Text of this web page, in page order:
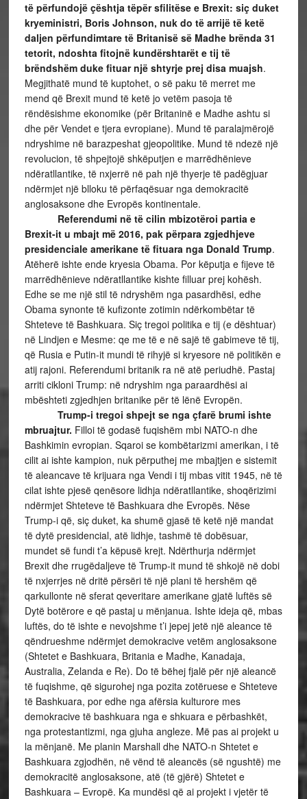
të përfundojë çështja tëpër sfilitëse e Brexit: siç duket
kryeministri, Boris Johnson, nuk do të arrijë të ketë
daljen përfundimtare të Britanisë së Madhe brënda 31
tetorit, ndoshta fitojnë kundërshtarët e tij të
brëndshëm duke fituar një shtyrje prej disa muajsh.
Megjithatë mund të kuptohet, o së paku të merret me
mend që Brexit mund të ketë jo vetëm pasoja të
rëndësishme ekonomike (për Britaninë e Madhe ashtu si
dhe për Vendet e tjera evropiane). Mund të paralajmërojë
ndryshime në barazpeshat gjeopolitike. Mund të ndezë një
revolucion, të shpejtojë shkëputjen e marrëdhënieve
ndëratllantike, të nxjerrë në pah një thyerje të padëgjuar
ndërmjet një blloku të përfaqësuar nga demokracitë
anglosaksone dhe Evropës kontinentale.
Referendumi në të cilin mbizotëroi partia e
Brexit-it u mbajt më 2016, pak përpara zgjedhjeve
presidenciale amerikane të fituara nga Donald Trump.
Atëherë ishte ende kryesia Obama. Por këputja e fijeve të
marrëdhënieve ndëratllantike kishte filluar prej kohësh.
Edhe se me një stil të ndryshëm nga pasardhësi, edhe
Obama synonte të kufizonte zotimin ndërkombëtar të
Shteteve të Bashkuara. Siç tregoi politika e tij (e dështuar)
në Lindjen e Mesme: qe me të e në sajë të gabimeve të tij,
që Rusia e Putin-it mundi të rihyjë si kryesore në politikën e
atij rajoni. Referendumi britanik ra në atë periudhë. Pastaj
arriti cikloni Trump: në ndryshim nga paraardhësi ai
mbështeti zgjedhjen britanike për të lënë Evropën.
Trump-i tregoi shpejt se nga çfarë brumi ishte
mbruajtur. Filloi të godasë fuqishëm mbi NATO-n dhe
Bashkimin evropian. Sqaroi se kombëtarizmi amerikan, i të
cilit ai ishte kampion, nuk përputhej me mbajtjen e sistemit
të aleancave të krijuara nga Vendi i tij mbas vitit 1945, në të
cilat ishte pjesë qenësore lidhja ndëratllantike, shoqërizimi
ndërmjet Shteteve të Bashkuara dhe Evropës. Nëse
Trump-i që, siç duket, ka shumë gjasë të ketë një mandat
të dytë presidencial, atë lidhje, tashmë të dobësuar,
mundet së fundi t’a këpusë krejt. Ndërthurja ndërmjet
Brexit dhe rrugëdaljeve të Trump-it mund të shkojë në dobi
të nxjerrjes në dritë përsëri të një plani të hershëm që
qarkullonte në sferat qeveritare amerikane gjatë luftës së
Dytë botërore e që pastaj u mënjanua. Ishte ideja që, mbas
luftës, do të ishte e nevojshme t’i jepej jetë një aleance të
qëndrueshme ndërmjet demokracive vetëm anglosaksone
(Shtetet e Bashkuara, Britania e Madhe, Kanadaja,
Australia, Zelanda e Re). Do të bëhej fjalë për një aleancë
të fuqishme, që sigurohej nga pozita zotëruese e Shteteve
të Bashkuara, por edhe nga afërsia kulturore mes
demokracive të bashkuara nga e shkuara e përbashkët,
nga protestantizmi, nga gjuha angleze. Më pas ai projekt u
la mënjanë. Me planin Marshall dhe NATO-n Shtetet e
Bashkuara zgjodhën, në vënd të aleancës (së ngushtë) me
demokracitë anglosaksone, atë (të gjërë) Shtetet e
Bashkuara – Evropë. Ka mundësi që ai projekt i vjetër të